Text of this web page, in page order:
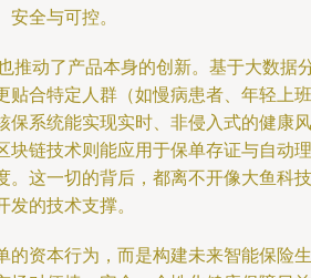
全与可控。
推动了产品本身的创新。基于大数据
贴合特定人群（如慢病患者、年轻上班
保系统能实现实时、非侵入式的健康风
块链技术则能应用于保单存证与自动理
。这一切的背后，都离不开像大鱼科技
的技术支撑。
的资本行为，而是构建未来智能保险生